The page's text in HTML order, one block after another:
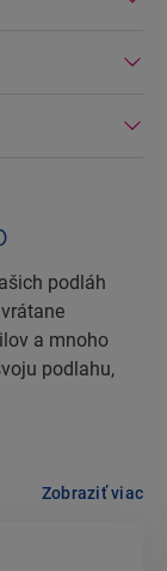
podláh
a mnoho
podlahu,
Zobraziť viac